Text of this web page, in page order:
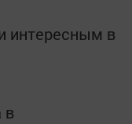
интересным в
в